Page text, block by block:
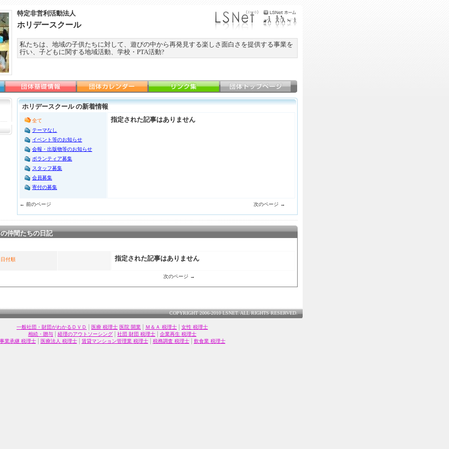
特定非営利活動法人
ホリデースクール
私たちは、地域の子供たちに対して、遊びの中から再発見する楽しさ面白さを提供する事業を
行い、子どもに関する地域活動、学校・PTA活動?
ホリデースクール の新着情報
全て
テーマなし
イベント等のお知らせ
会報・出版物等のお知らせ
ボランティア募集
スタッフ募集
会員募集
寄付の募集
指定された記事はありません
← 前のページ 次のページ →
仲間たちの日記
日付順 指定された記事はありません
次のページ →
COPYRIGHT 2006-2010 LSNET. ALL RIGHTS RESERVED.
一般社団・財団がわかるＤＶＤ | 医療 税理士 医院 開業 | Ｍ＆Ａ 税理士 | 女性 税理士
相続・贈与 | 経理のアウトソーシング | 社団 財団 税理士 | 企業再生 税理士
業承継 税理士| 医療法人 税理士| 賃貸マンション管理業 税理士| 税務調査 税理士| 飲食業 税理士